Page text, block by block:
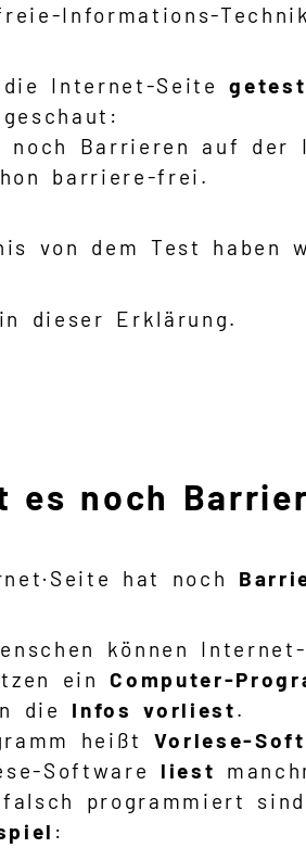
Informations-
die Internet-Seite
noch Barrieren auf der
barriere-frei.
von dem Test haben
dieser Erklärung.
es noch
hat noch
können
einComputer-
die Infos vorliest.
heißt Vorlese-
Software liest
programmiert
: